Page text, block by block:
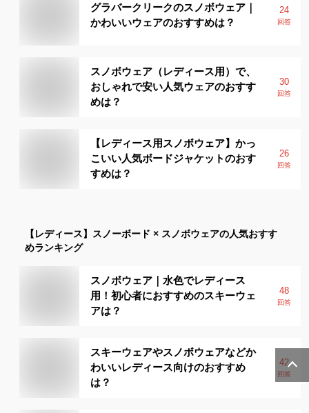
グラバークリークのスノボウェア｜
かわいいウェアのおすすめは？
24
回答
スノボウェア（レディース用）で、
おしゃれで安い人気ウェアのおすす
めは？
30
回答
【レディース用スノボウェア】かっ
こいい人気ボードジャケットのおす
すめは？
26
回答
【レディース】 スノーボード × スノボウェアの人気おすす
めランキング
スノボウェア｜水色でレディース
用！初心者におすすめのスキーウェ
アは？
48
回答
スキーウェアやスノボウェアなどか
わいいレディース向けのおすすめ
は？
42
回答